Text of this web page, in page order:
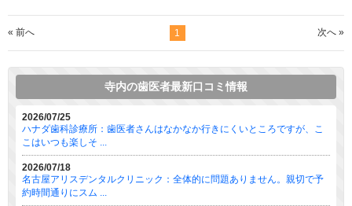
« 前へ 1 次へ »
寺内の歯医者最新口コミ情報
2026/07/25
ハナダ歯科診療所：歯医者さんはなかなか行きにくいところですが、こ
こはいつも楽しそ ...
2026/07/18
名古屋アリスデンタルクリニック：全体的に問題ありません。親切で予
約時間通りにスム ...